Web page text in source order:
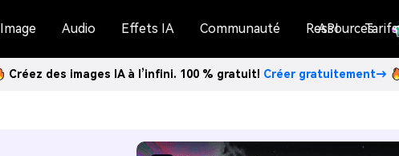
Image Audio Effets IA Communauté Ressources
API Tarifs
Créez des images IA à l’infini. 100 % gratuit! Créer gratuitement→